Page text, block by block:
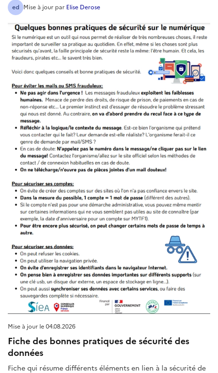
Mise à jour le04.08.2026
Fiche des bonnes pratiques de sécurité des
données
Fiche qui résume différents éléments en lien à la sécurité de
ed Mise à jour par Elise Derose